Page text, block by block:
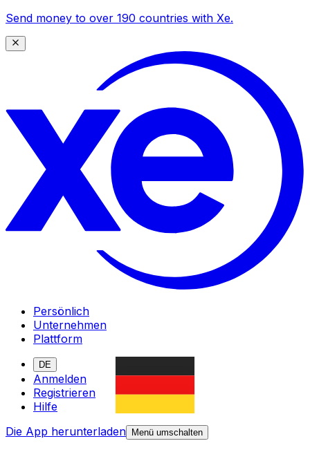
Send money to over 190 countries with Xe.
Persönlich
Unternehmen
Plattform
DE
Anmelden
Registrieren
Hilfe
Die App herunterladen
Menü umschalten